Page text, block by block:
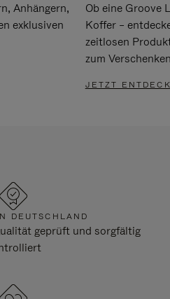
Anhängern,
exklusiven
Ob eine Groove
Koffer –
zeitlosen
zum
JETZT
DEUTSCHLAND
geprüft und sorgfältig